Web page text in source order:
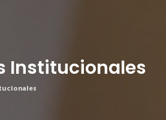
Institucionales